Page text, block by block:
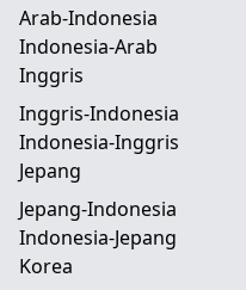
Arab-Indonesia
Indonesia-Arab
Inggris
Inggris-Indonesia
Indonesia-Inggris
Jepang
Jepang-Indonesia
Indonesia-Jepang
Korea